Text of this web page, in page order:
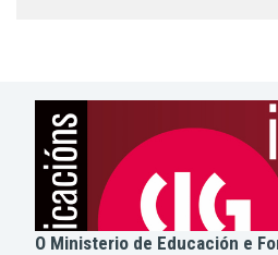
O Ministerio de Educación e